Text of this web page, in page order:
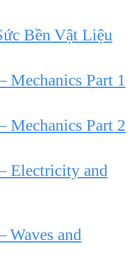
Bền Vật Liệu
Mechanics Part 1
Mechanics Part 2
Electricity and
Waves and